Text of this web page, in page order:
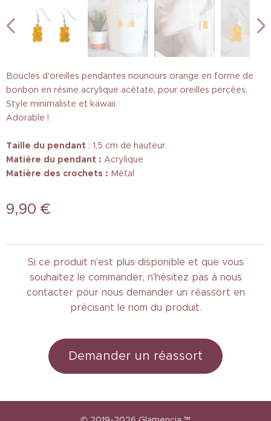
Boucles d'oreilles pendantes nounours orange en forme de
bonbon en résine acrylique acétate, pour oreilles percées.
Style minimaliste et kawaii.
Adorable !
Taille du pendant : 1,5 cm de hauteur.
Matière du pendant : Acrylique
Matière des crochets : Métal
9,90 €
Si ce produit n'est plus disponible et que vous
souhaitez le commander, n'hésitez pas à nous
contacter pour nous demander un réassort en
précisant le nom du produit.
Demander un réassort